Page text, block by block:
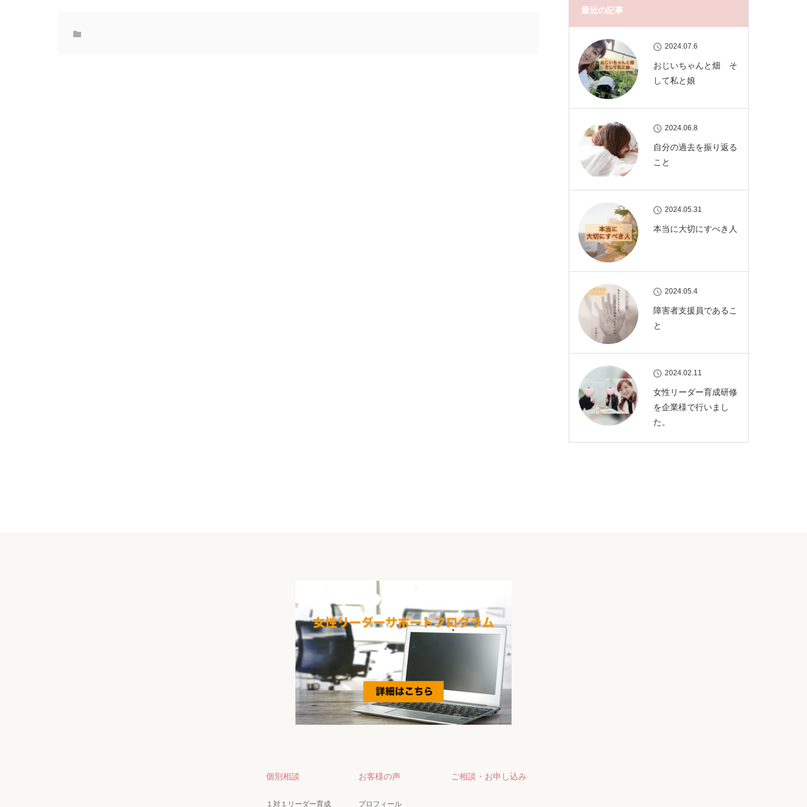
最近の記事
2024.07.6
おじいちゃんと畑 そ
して私と娘
2024.06.8
自分の過去を振り返る
こと
2024.05.31
本当に大切にすべき人
2024.05.4
障害者支援員であるこ
と
2024.02.11
女性リーダー育成研修
を企業様で行いまし
た。
個別相談
１対１リーダー育成
お客様の声
プロフィール
ご相談・お申し込み